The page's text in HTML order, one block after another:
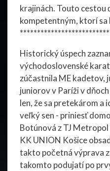
krajinách. Touto cestou
kompetentným, ktorí sa
Historický úspech
východoslovenské
zúčastnila ME kadetov,
juniorov v Paríži v
len, že sa pretekárom a
veľký sen - priniesť
Botúnová z TJ
KK UNION Košice
takto početná výprava
takomto podujatí po